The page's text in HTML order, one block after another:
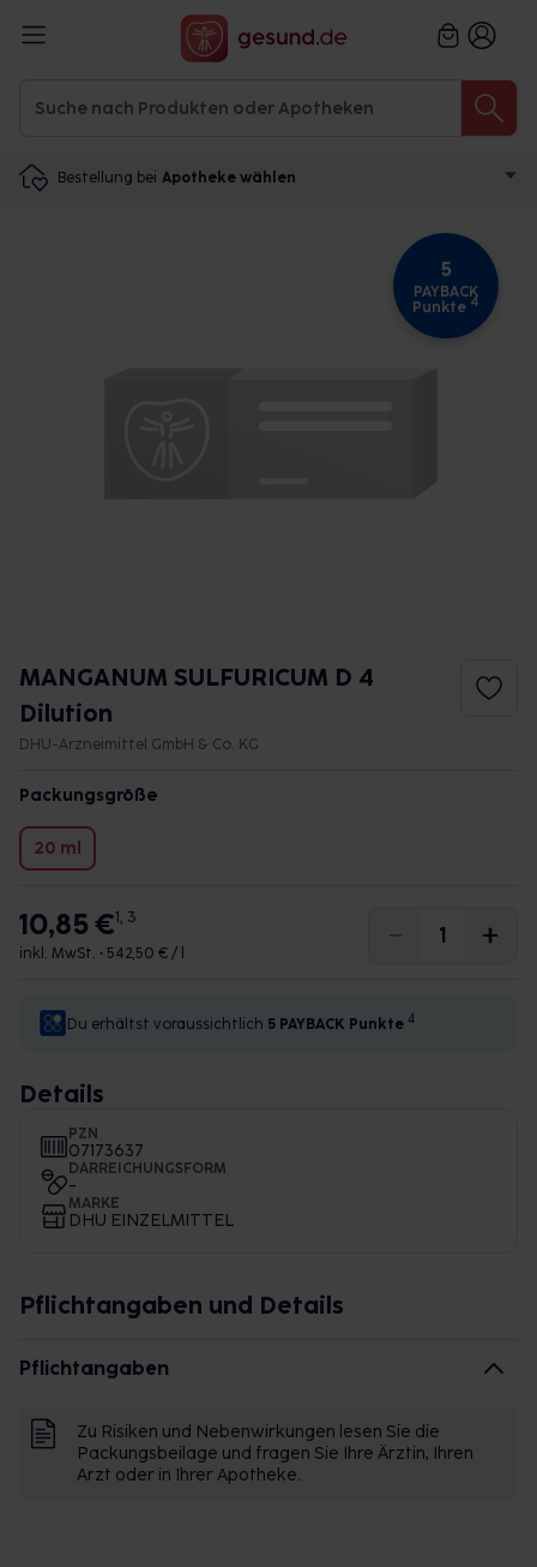
Bestellung bei Apotheke wählen
5
PAYBACK
Punkte 4
MANGANUM SULFURICUM D 4
Dilution
DHU-Arzneimittel GmbH & Co. KG
Packungsgröße
20 ml
10,85 €1, 3
inkl. MwSt. • 542,50 € / l
Du erhältst voraussichtlich 5 PAYBACK Punkte 4
Details
PZN
07173637
DARREICHUNGSFORM
-
MARKE
DHU EINZELMITTEL
Pflichtangaben und Details
Pflichtangaben
Zu Risiken und Nebenwirkungen lesen Sie die
Packungsbeilage und fragen Sie Ihre Ärztin, Ihren
Arzt oder in Ihrer Apotheke.